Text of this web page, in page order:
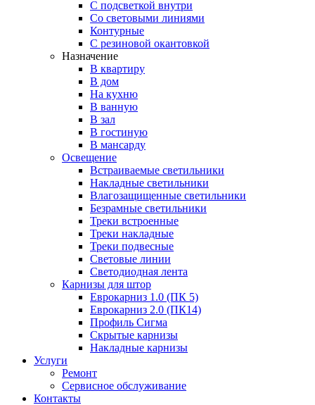
С подсветкой внутри
Со световыми линиями
Контурные
С резиновой окантовкой
Назначение
В квартиру
В дом
На кухню
В ванную
В зал
В гостиную
В мансарду
Освещение
Встраиваемые светильники
Накладные светильники
Влагозащищенные светильники
Безрамные светильники
Треки встроенные
Треки накладные
Треки подвесные
Световые линии
Светодиодная лента
Карнизы для штор
Еврокарниз 1.0 (ПК 5)
Еврокарниз 2.0 (ПК14)
Профиль Сигма
Скрытые карнизы
Накладные карнизы
Услуги
Ремонт
Сервисное обслуживание
Контакты